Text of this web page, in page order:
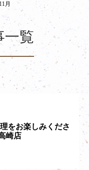
月
一覧
をお楽しみくださ
崎店